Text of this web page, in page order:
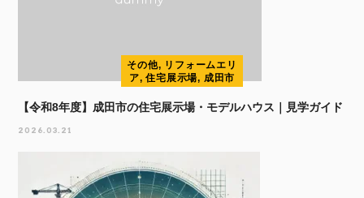
その他, リフォームエリ
ア, 住宅展示場, 成田市
【令和8年度】成田市の住宅展示場・モデルハウス｜見学ガイド
2026.03.21